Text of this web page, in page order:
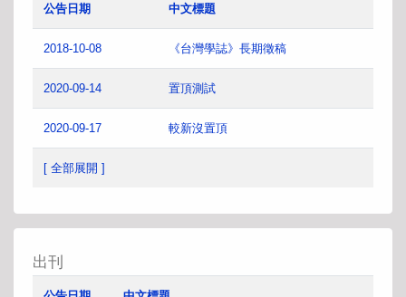
公告日期 中文標題
2018-10-08 《台灣學誌》長期徵稿
2020-09-14 置頂測試
2020-09-17 較新沒置頂
[ 全部展開 ]
出刊